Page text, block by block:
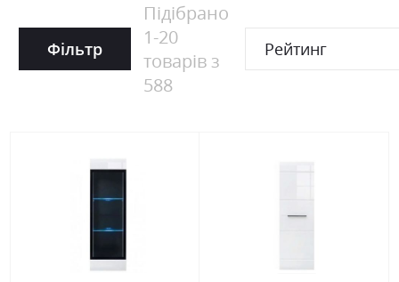
Фільтр
Підібрано
1-20
товарів з
588
Рейтинг